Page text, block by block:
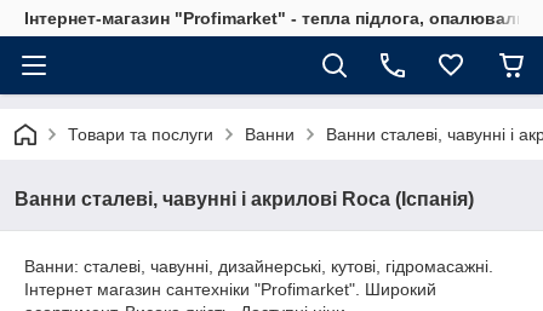
Інтернет-магазин "Profimarket" - тепла підлога,
Товари та послуги Ванни Ванни сталеві, чавунні і
Ванни сталеві, чавунні і акрилові Roca (Іспанія)
Ванни: сталеві, чавунні, дизайнерські, кутові, гідромасажні.
Інтернет магазин сантехніки "Profimarket". Широкий